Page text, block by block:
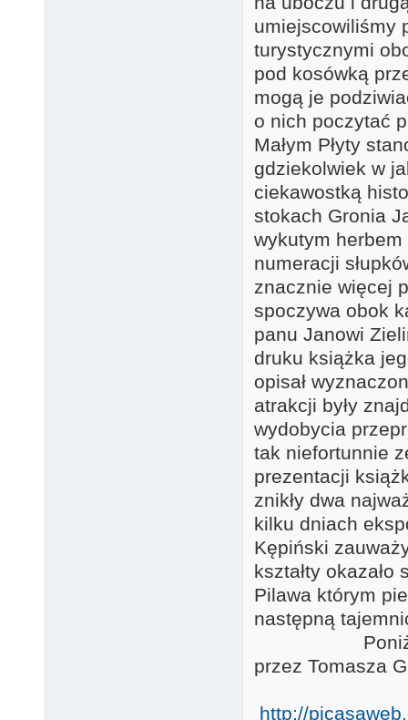
umiejscowiliśmy
turystycznymi
pod kosówką
mogą je
o nich poczytać
Małym Płyty
gdziekolwiek w
ciekawostką
stokach Gronia
wykutym
numeracji
znacznie więcej
spoczywa obok
panu Janowi
druku książka
opisał
atrakcji były
wydobycia
tak niefortunnie
prezentacji
znikły dwa
kilku dniach
Kępiński
kształty
Pilawa którym
następną
Poniżej link
przez
http://